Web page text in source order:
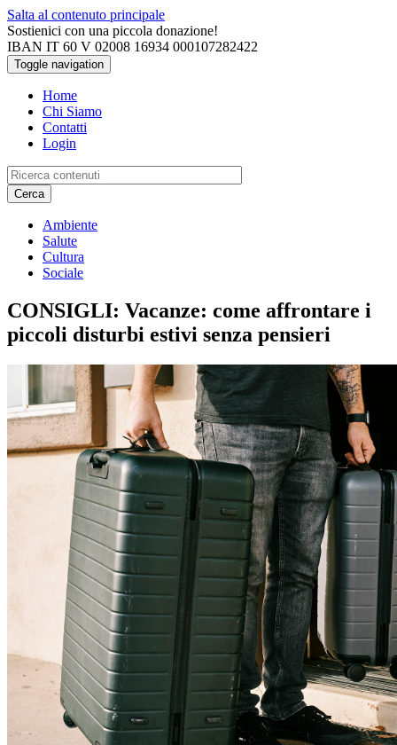
Salta al contenuto principale
Sostienici con una piccola donazione!
IBAN IT 60 V 02008 16934 000107282422
Toggle navigation
Home
Chi Siamo
Contatti
Login
Cerca
Ambiente
Salute
Cultura
Sociale
CONSIGLI: Vacanze: come affrontare i
piccoli disturbi estivi senza pensieri